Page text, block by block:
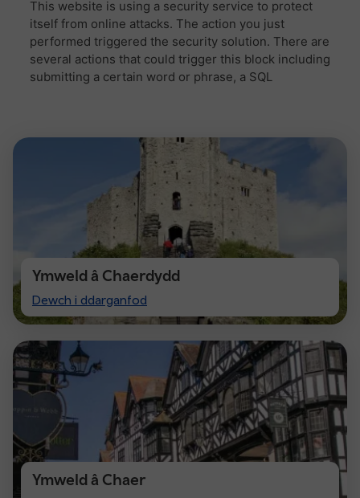
Ymweld â Chaerdydd
Dewch i ddarganfod
Visit
Cardiff
Ymweld â Chaer